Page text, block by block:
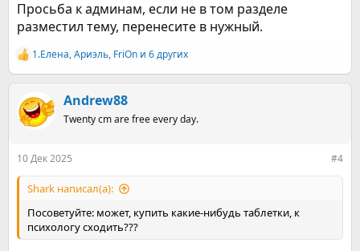
Просьба к админам, если не в том разделе
разместил тему, перенесите в нужный.
Р
е
ц
и
1.Елена,Ариэль, FriOn и 6 других
Andrew88
Twenty cm are free every day.
10 Дек 2025 #4
Shark написал(а):
Посоветуйте: может, купить какие-нибудь таблетки, к
психологу сходить???